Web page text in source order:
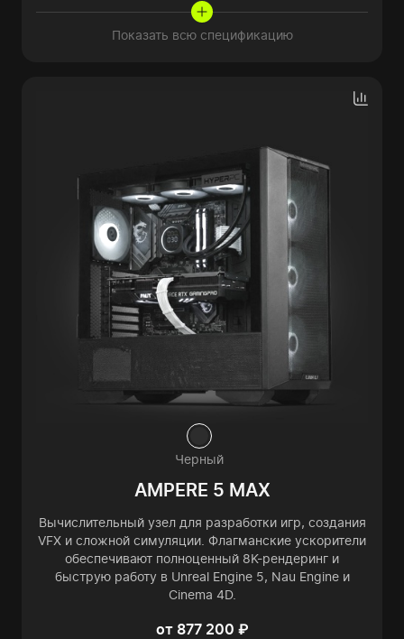
Показать всю спецификацию
Черный
AMPERE 5 MAX
Вычислительный узел для разработки игр, создания
VFX и сложной симуляции. Флагманские ускорители
обеспечивают полноценный 8K-рендеринг и
быструю работу в Unreal Engine 5, Nau Engine и
Cinema 4D.
от 877 200 ₽